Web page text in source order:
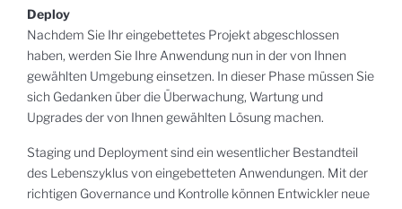
Deploy
Nachdem Sie Ihr eingebettetes Projekt abgeschlossen
haben, werden Sie Ihre Anwendung nun in der von Ihnen
gewählten Umgebung einsetzen. In dieser Phase müssen Sie
sich Gedanken über die Überwachung, Wartung und
Upgrades der von Ihnen gewählten Lösung machen.
Staging und Deployment sind ein wesentlicher Bestandteil
des Lebenszyklus von eingebetteten Anwendungen. Mit der
richtigen Governance und Kontrolle können Entwickler neue